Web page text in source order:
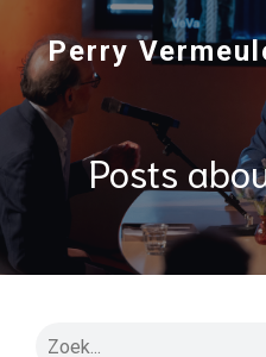
Perry
Posts